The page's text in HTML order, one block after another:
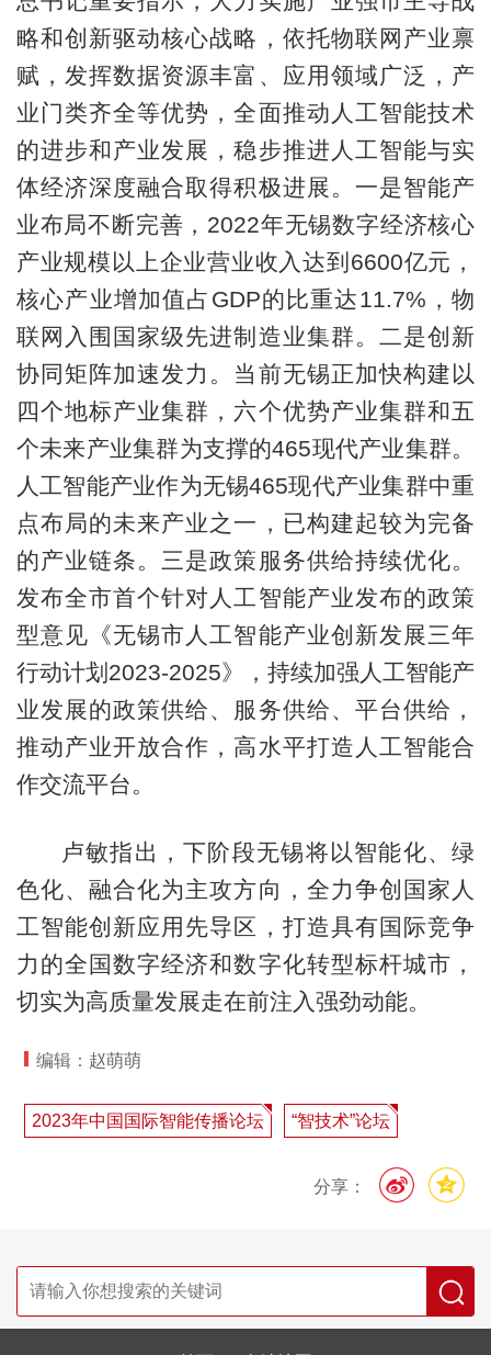
略和创新驱动核心战略，依托物联网产业禀
赋，发挥数据资源丰富、应用领域广泛，产
业门类齐全等优势，全面推动人工智能技术
的进步和产业发展，稳步推进人工智能与实
体经济深度融合取得积极进展。一是智能产
业布局不断完善，2022年无锡数字经济核心
产业规模以上企业营业收入达到6600亿元，
核心产业增加值占GDP的比重达11.7%，物
联网入围国家级先进制造业集群。二是创新
协同矩阵加速发力。当前无锡正加快构建以
四个地标产业集群，六个优势产业集群和五
个未来产业集群为支撑的465现代产业集群。
人工智能产业作为无锡465现代产业集群中重
点布局的未来产业之一，已构建起较为完备
的产业链条。三是政策服务供给持续优化。
发布全市首个针对人工智能产业发布的政策
型意见《无锡市人工智能产业创新发展三年
行动计划2023-2025》，持续加强人工智能产
业发展的政策供给、服务供给、平台供给，
推动产业开放合作，高水平打造人工智能合
作交流平台。
卢敏指出，下阶段无锡将以智能化、绿
色化、融合化为主攻方向，全力争创国家人
工智能创新应用先导区，打造具有国际竞争
力的全国数字经济和数字化转型标杆城市，
切实为高质量发展走在前注入强劲动能。
编辑：赵萌萌
2023年中国国际智能传播论坛 “智技术”论坛
分享：